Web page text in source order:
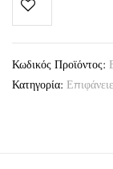
Κωδικός Προϊόντος:
Κατηγορία: